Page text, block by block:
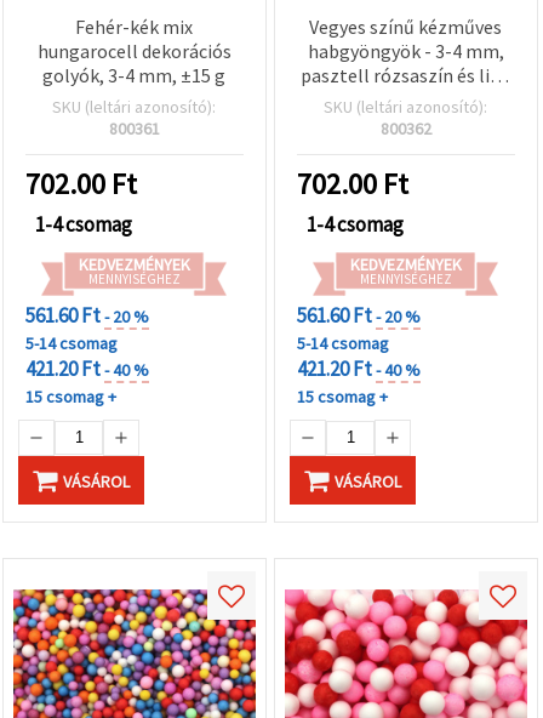
Fehér-kék mix
hungarocell dekorációs
golyók, 3-4 mm, ±15 g
SKU (leltári azonosító):
800361
702.00 Ft
1-4 csomag
KEDVEZMÉNYEK
MENNYISÉGHEZ
561.60 Ft- 20 %
5-14 csomag
421.20 Ft- 40 %
15 csomag +
VÁSÁROL
Vegyes színű kézműves
habgyöngyök - 3-4 mm,
pasztell rózsaszín és lila,
15 g
SKU (leltári azonosító):
800362
702.00 Ft
1-4 csomag
KEDVEZMÉNYEK
MENNYISÉGHEZ
561.60 Ft- 20 %
5-14 csomag
421.20 Ft- 40 %
15 csomag +
VÁSÁROL